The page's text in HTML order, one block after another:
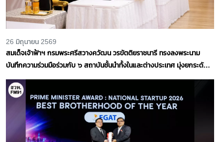
26 มิถุนายน 2569
สมเด็จเจ้าฟ้าฯ กรมพระศรีสวางควัฒน วรขัตติยราชนารี ทรงลงพระนาม
บันทึกความร่วมมือร่วมกับ ๖ สถาบันชั้นนำทั้งในและต่างประเทศ มุ่งยกระดับ